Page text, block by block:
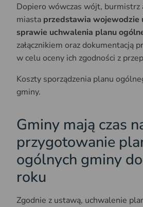
Dopiero wówczas wójt, burmistrz
miasta przedstawia wojewodzie
sprawie uchwalenia planu
załącznikiem oraz dokumentacją
w celu oceny ich zgodności z
Koszty sporządzenia planu
gminy.
Gminy mają czas
przygotowanie
ogólnych gminy
roku
Zgodnie z ustawą, uchwalenie